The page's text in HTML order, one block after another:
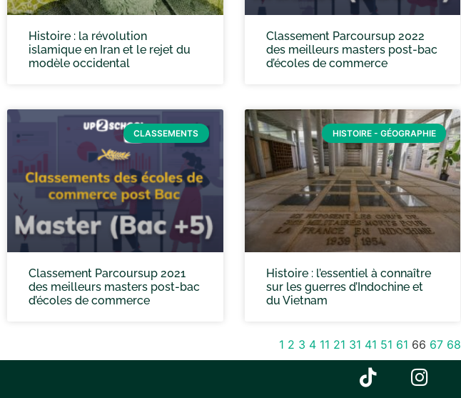
Histoire : la révolution
islamique en Iran et le rejet du
modèle occidental
Classement Parcoursup 2022
des meilleurs masters post-bac
d’écoles de commerce
CLASSEMENTS
Classement Parcoursup 2021
des meilleurs masters post-bac
d’écoles de commerce
HISTOIRE - GÉOGRAPHIE
Histoire : l’essentiel à connaître
sur les guerres d’Indochine et
du Vietnam
1 2 3 4 11 21 31 41 51 61 66 67 68